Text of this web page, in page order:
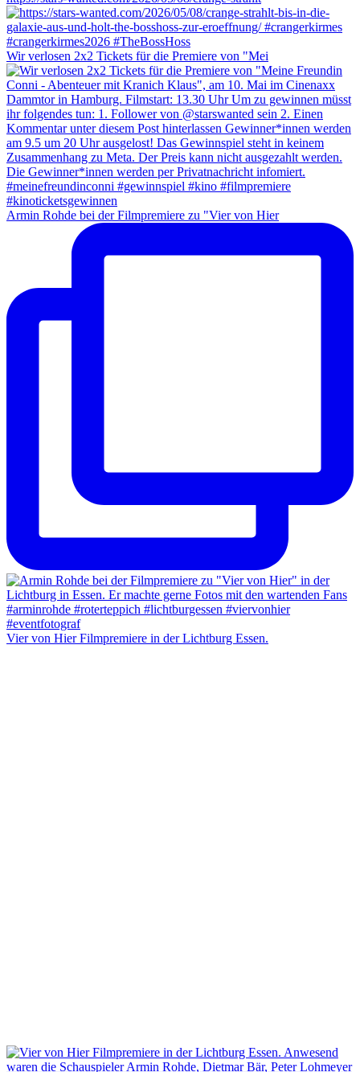
Wir verlosen 2x2 Tickets für die Premiere von "Mei
Armin Rohde bei der Filmpremiere zu "Vier von Hier
Vier von Hier Filmpremiere in der Lichtburg Essen.